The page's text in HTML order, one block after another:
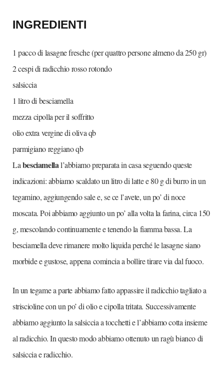
INGREDIENTI
1 pacco di lasagne fresche (per quattro persone almeno da 250 gr)
2 cespi di radicchio rosso rotondo
salsiccia
1 litro di besciamella
mezza cipolla per il soffritto
olio extra vergine di oliva qb
parmigiano reggiano qb
Labesciamellal’abbiamo preparata in casa seguendo queste
indicazioni: abbiamo scaldato un litro di latte e 80 g di burro in un
tegamino, aggiungendo sale e, se ce l’avete, un po’ di noce
moscata. Poi abbiamo aggiunto un po’ alla volta la farina, circa 150
g, mescolando continuamente e tenendo la fiamma bassa. La
besciamella deve rimanere molto liquida perché le lasagne siano
morbide e gustose, appena comincia a bollire tirare via dal fuoco.
In un tegame a parte abbiamo fatto appassire il radicchio tagliato a
striscioline con un po’ di olio e cipolla tritata. Successivamente
abbiamo aggiunto la salsiccia a tocchetti e l’abbiamo cotta insieme
al radicchio. In questo modo abbiamo ottenuto un ragù bianco di
salsiccia e radicchio.